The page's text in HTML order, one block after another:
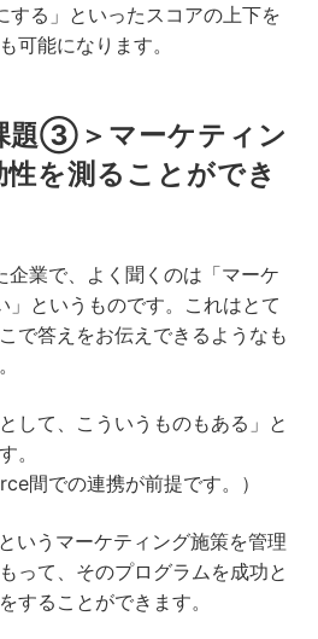
する」といったスコアの上下を
可能になります。
題③＞マーケティン
を測ることができ
企業で、よく聞くのは「マーケ
」というものです。これはとて
で答えをお伝えできるようなも
して、こういうものもある」と
。
間での連携が前提です。）
いうマーケティング施策を管理
って、そのプログラムを成功と
することができます。